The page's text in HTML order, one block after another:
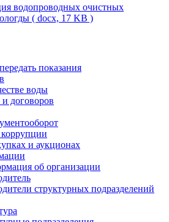
водопроводных очистных
( docx, 17 KB )
показания
воды
договоров
и аукционах
об организации
структурных подразделений